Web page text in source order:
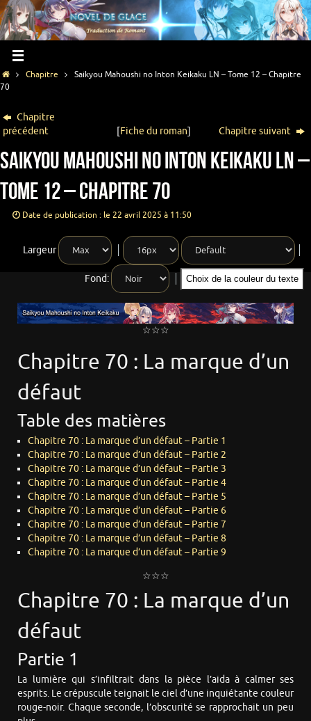
Chapitre
Saikyou Mahoushi no Inton Keikaku LN – Tome 12 – Chapitre
70
Chapitre
précédent
[Fiche du roman] Chapitre suivant
Saikyou Mahoushi no Inton Keikaku LN –
Tome 12 – Chapitre 70
Date de publication : le 22 avril 2025 à 11:50
Largeur
Fond: Choix de la couleur du texte
☆☆☆
Chapitre 70 : La marque d’un
défaut
Table des matières
Chapitre 70 : La marque d’un défaut – Partie 1
Chapitre 70 : La marque d’un défaut – Partie 2
Chapitre 70 : La marque d’un défaut – Partie 3
Chapitre 70 : La marque d’un défaut – Partie 4
Chapitre 70 : La marque d’un défaut – Partie 5
Chapitre 70 : La marque d’un défaut – Partie 6
Chapitre 70 : La marque d’un défaut – Partie 7
Chapitre 70 : La marque d’un défaut – Partie 8
Chapitre 70 : La marque d’un défaut – Partie 9
☆☆☆
Chapitre 70 : La marque d’un
défaut
Partie 1
La lumière qui s’infiltrait dans la pièce l’aida à calmer ses
esprits. Le crépuscule teignait le ciel d’une inquiétante couleur
rouge-noir. Chaque seconde, l’obscurité se rapprochait un peu